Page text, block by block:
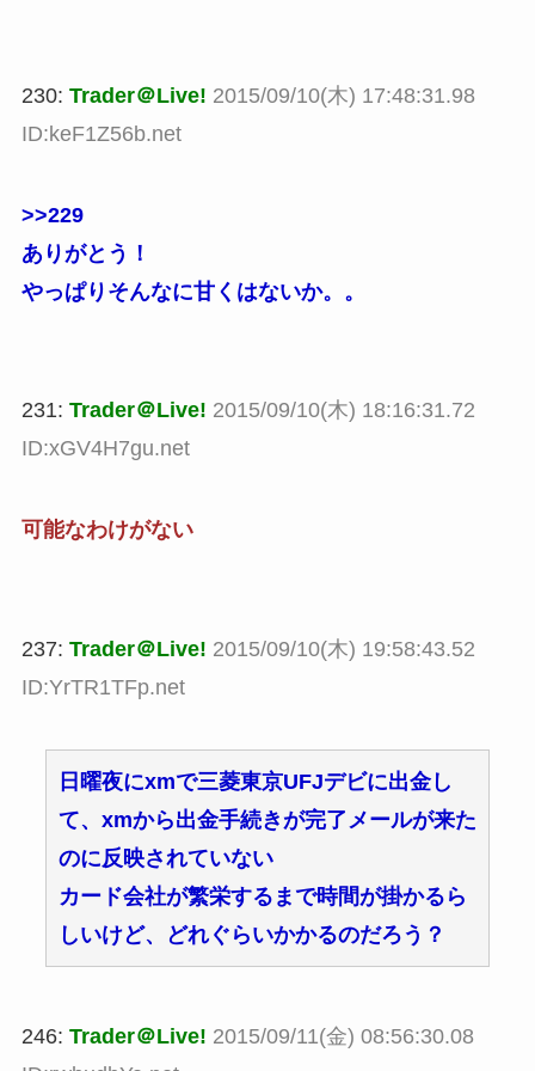
230: Trader＠Live! 2015/09/10(木) 17:48:31.98
ID:keF1Z56b.net
>>229
ありがとう！
やっぱりそんなに甘くはないか。。
231: Trader＠Live! 2015/09/10(木) 18:16:31.72
ID:xGV4H7gu.net
可能なわけがない
237: Trader＠Live! 2015/09/10(木) 19:58:43.52
ID:YrTR1TFp.net
日曜夜にxmで三菱東京UFJデビに出金し
て、xmから出金手続きが完了メールが来た
のに反映されていない
カード会社が繁栄するまで時間が掛かるら
しいけど、どれぐらいかかるのだろう？
246: Trader＠Live! 2015/09/11(金) 08:56:30.08